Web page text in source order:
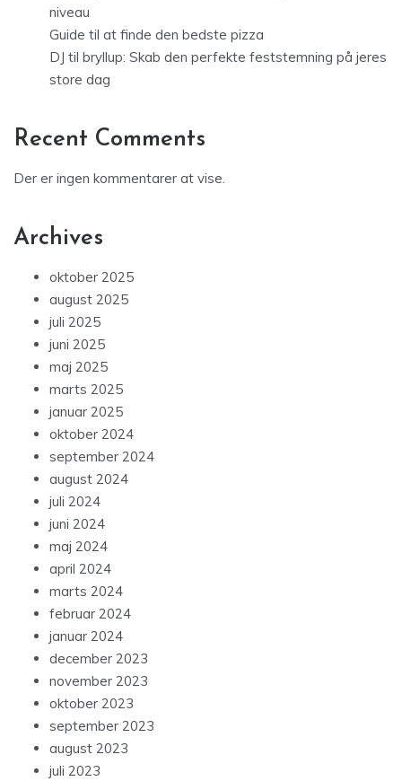
niveau
Guide til at finde den bedste pizza
DJ til bryllup: Skab den perfekte feststemning på jeres
store dag
Recent Comments
Der er ingen kommentarer at vise.
Archives
oktober 2025
august 2025
juli 2025
juni 2025
maj 2025
marts 2025
januar 2025
oktober 2024
september 2024
august 2024
juli 2024
juni 2024
maj 2024
april 2024
marts 2024
februar 2024
januar 2024
december 2023
november 2023
oktober 2023
september 2023
august 2023
juli 2023